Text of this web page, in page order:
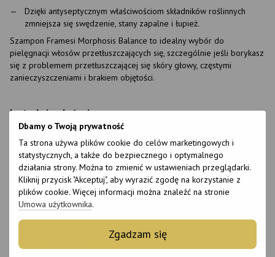
Dbamy o Twoją prywatność
Ta strona używa plików cookie do celów marketingowych i
statystycznych, a także do bezpiecznego i optymalnego
działania strony. Można to zmienić w ustawieniach przeglądarki.
Kliknij przycisk "Akceptuj", aby wyrazić zgodę na korzystanie z
plików cookie. Więcej informacji można znaleźć na stronie
Umowa użytkownika.
Zgadzam się
Dzięki antyseptycznym właściwościom składników roślinnych
zmniejsza się swędzenie, stany zapalne i łupież.
Szampon Framesi Morphosis Balance to idealny wybór do
pielęgnacji włosów przetłuszczających się, szczególnie jeśli borykasz
się z problemem przetłuszczającej się skóry głowy, częstymi
zanieczyszczeniami i brakiem objętości.
Instrukcja obsługi:
Nałożyć szampon na wilgotne włosy, delikatnie masować skórę
głowy, aby aktywować składniki, a następnie dokładnie spłukać wodą.
Aby uzyskać najlepsze rezultaty, zaleca się regularne mycie włosów
szamponem.
Cechy
Marka
Włochy